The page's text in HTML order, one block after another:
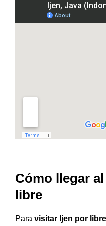
Cómo llegar
libre
Para visitar Ijen por libre